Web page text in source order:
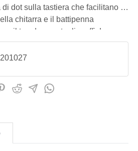
dot sulla tastiera che facilitano i
chitarra e il battipenna
il top da eventuali graffi. Lo
lo studio della chitarra,